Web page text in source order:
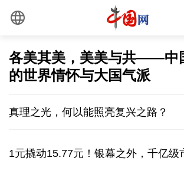
各美其美，美美与共——中
的世界情怀与大国气派
真理之光，何以能照亮复兴之路？
1元撬动15.77元！银幕之外，千亿级